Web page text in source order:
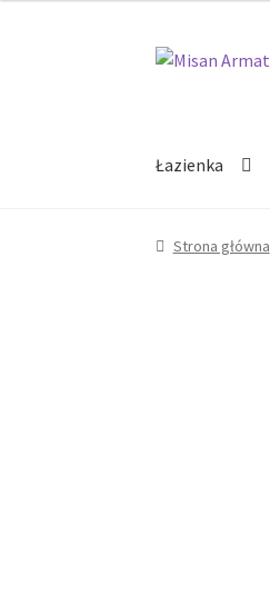
Przejdź
Przejdź
Łazienka
Strona główna